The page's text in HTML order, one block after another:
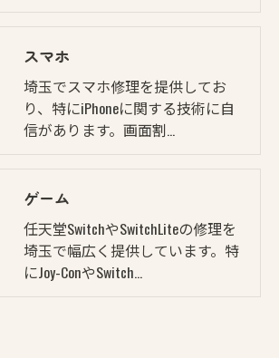
スマホ
埼玉でスマホ修理を提供してお
り、特にiPhoneに関する技術に自
信があります。画面割…
ゲーム
任天堂SwitchやSwitchLiteの修理を
埼玉で幅広く提供しています。特
にJoy-ConやSwitch…